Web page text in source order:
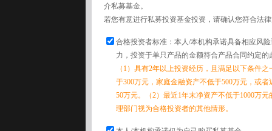
介私募基金。
若您有意进行私募投资基金投资，请确认您符合法
合格投资者标准：本人/本机构承诺具备相应风
力，投资于单只产品的金额符合产品合同约定的
（1）具有2年以上投资经历，且满足以下条件
于300万元，家庭金融资产不低于500万元，或
50万元。（2）最近1年末净资产不低于1000万
理部门视为合格投资者的其他情形。